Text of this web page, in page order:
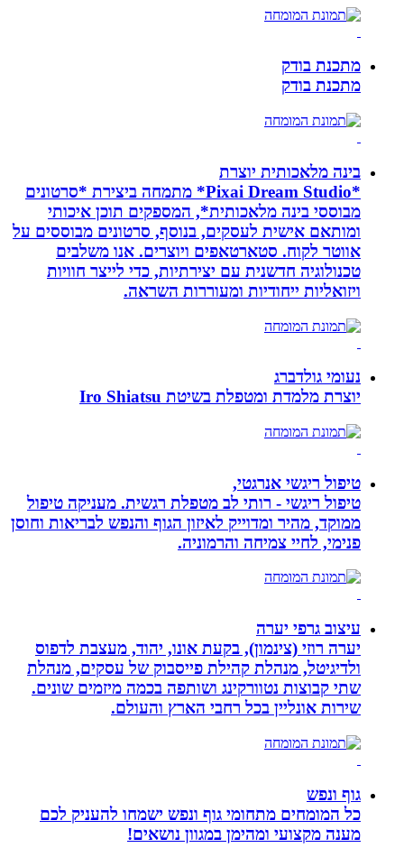
מתכנת בודק
מתכנת בודק
בינה מלאכותית יוצרת
*Pixai Dream Studio* מתמחה ביצירת *סרטונים
מבוססי בינה מלאכותית*, המספקים תוכן איכותי
ומותאם אישית לעסקים, בנוסף, סרטונים מבוססים על
אווטר לקוח. סטארטאפים ויוצרים. אנו משלבים
טכנולוגיה חדשנית עם יצירתיות, כדי לייצר חוויות
ויזואליות ייחודיות ומעוררות השראה.
נעומי גולדברג
יוצרת מלמדת ומטפלת בשיטת Iro Shiatsu
טיפול ריגשי אנרגטי,
טיפול ריגשי - רותי לב מטפלת רגשית. מעניקה טיפול
ממוקד, מהיר ומדוייק לאיזון הגוף והנפש לבריאות וחוסן
פנימי, לחיי צמיחה והרמוניה.
עיצוב גרפי יערה
יערה רוזי (צינמון), בקעת אונו, יהוד, מעצבת לדפוס
ולדיגיטל, מנהלת קהילת פייסבוק של עסקים, מנהלת
שתי קבוצות נטוורקינג ושותפה בכמה מיזמים שונים.
שירות אונליין בכל רחבי הארץ והעולם.
גוף ונפש
כל המומחים מתחומי גוף ונפש ישמחו להעניק לכם
מענה מקצועי ומהימן במגוון נושאים!